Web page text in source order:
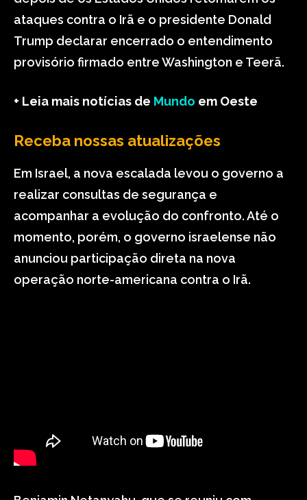
ataques contra o Irã e o presidente Donald
Trump declarar encerrado o entendimento
provisório firmado entre Washington e Teerã.
+ Leia mais notícias de Mundo em Oeste
Receba nossas atualizações
Em Israel, a nova escalada levou o governo a
realizar consultas de segurança e
acompanhar a evolução do confronto. Até o
momento, porém, o governo israelense não
anunciou participação direta na nova
operação norte-americana contra o Irã.